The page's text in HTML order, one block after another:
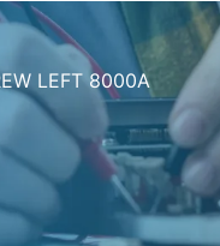
LEFT 8000A